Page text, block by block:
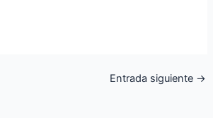
Entrada siguiente →